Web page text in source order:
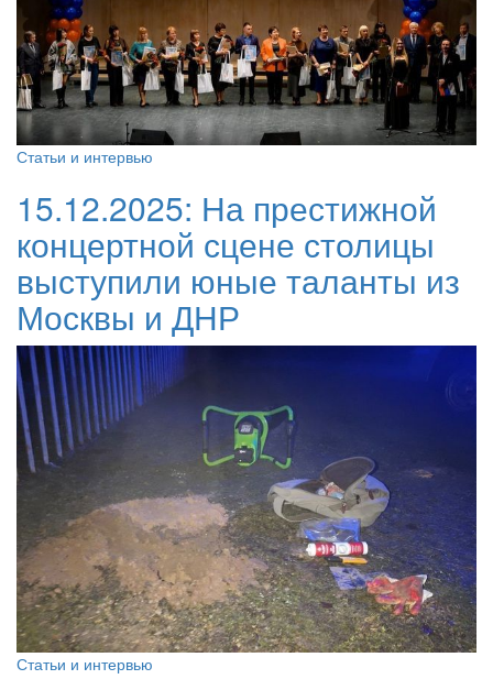
Статьи и интервью
15.12.2025: На престижной
концертной сцене столицы
выступили юные таланты из
Москвы и ДНР
Статьи и интервью